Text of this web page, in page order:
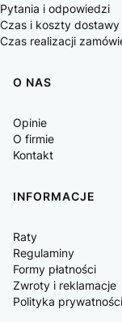
Pytania i odpowiedzi
Czas i koszty dostawy
Czas realizacji
O NAS
Opinie
O firmie
Kontakt
INFORMACJE
Raty
Regulaminy
Formy płatności
Zwroty i reklamacje
Polityka prywatności